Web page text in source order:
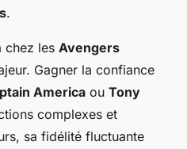
.
chez les Avengers
Gagner la confiance
America ou Tony
complexes et
sa fidélité fluctuante